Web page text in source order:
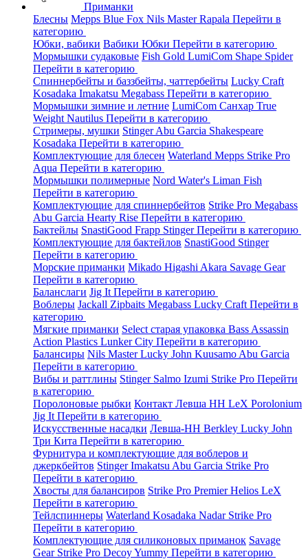
Приманки
Блесны Mepps Blue Fox Nils MasterRapala Перейти в
категорию
Юбки, вабики Вабики Юбки Перейти в категорию
Мормышки судаковые Fish Gold LumiCom Shape Spider
Перейти в категорию
Спиннербейты и баззбейты, чаттербейты Lucky Craft
Kosadaka Imakatsu Megabass Перейти в категорию
Мормышки зимние и летние LumiCom Санхар True
Weight Nautilus Перейти в категорию
Стримеры, мушки StingerAbu Garcia Shakespeare
Kosadaka Перейти в категорию
Комплектующие для блесен Waterland Mepps Strike Pro
Aqua Перейти в категорию
Мормышки полимерные Nord Water's Liman Fish
Перейти в категорию
Комплектующие для спиннербейтов Strike Pro Megabass
Abu Garcia Hearty Rise Перейти в категорию
Бактейлы SnastiGood Frapp StingerПерейти в категорию
Комплектующие для бактейлов SnastiGood Stinger
Перейти в категорию
Морские приманки Mikado Higashi Akara Savage Gear
Перейти в категорию
Баланслаги Jig It Перейти в категорию
Воблеры Jackall Zipbaits Megabass Lucky Craft Перейти в
категорию
Мягкие приманки Select старая упаковка Bass Assassin
Action Plastics Lunker City Перейти в категорию
Балансиры Nils MasterLucky John Kuusamo Abu Garcia
Перейти в категорию
Вибы и раттлины Stinger Salmo Izumi Strike Pro Перейти
в категорию
Поролоновые рыбки Контакт Левша НН LeX Porolonium
Jig It Перейти в категорию
Искусственные насадки Левша-НН Berkley Lucky John
Три Кита Перейти в категорию
Фурнитура и комплектующие для воблеров и
джеркбейтов StingerImakatsu Abu Garcia Strike Pro
Перейти в категорию
Хвосты для балансиров Strike Pro PremierHelios LeX
Перейти в категорию
Тейлспиннеры Waterland Kosadaka Nadar Strike Pro
Перейти в категорию
Комплектующие для силиконовых приманок Savage
Gear Strike Pro DecoyYummy Перейти в категорию